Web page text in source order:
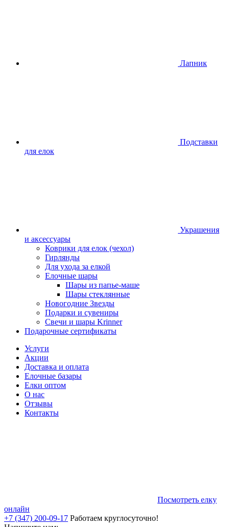
Лапник
Подставки
для елок
Украшения
и аксессуары
Коврики для елок (чехол)
Гирлянды
Для ухода за елкой
Елочные шары
Шары из папье-маше
Шары стеклянные
Новогодние Звезды
Подарки и сувениры
Свечи и шары Krinner
Подарочные сертификаты
Услуги
Акции
Доставка и оплата
Елочные базары
Елки оптом
О нас
Отзывы
Контакты
Посмотреть елку
онлайн
+7 (347) 200-09-17 Работаем круглосуточно!